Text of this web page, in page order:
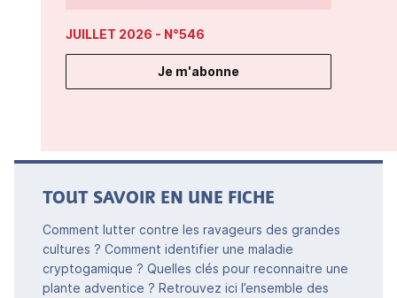
JUILLET 2026 - N°546
Je m'abonne
TOUT SAVOIR EN UNE FICHE
Comment lutter contre les ravageurs des grandes
cultures ? Comment identifier une maladie
cryptogamique ? Quelles clés pour reconnaitre une
plante adventice ? Retrouvez ici l’ensemble des